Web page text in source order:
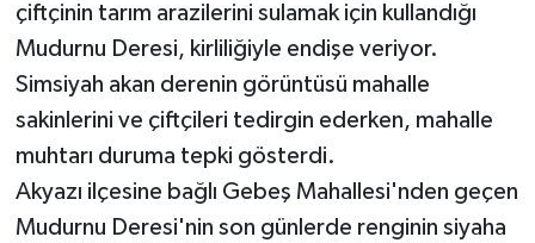
çiftçinin tarım arazilerini sulamak için kullandığı
Mudurnu Deresi, kirliliğiyle endişe veriyor.
Simsiyah akan derenin görüntüsü mahalle
sakinlerini ve çiftçileri tedirgin ederken, mahalle
muhtarı duruma tepki gösterdi.
Akyazı ilçesine bağlı Gebeş Mahallesi'nden geçen
Mudurnu Deresi'nin son günlerde renginin siyaha